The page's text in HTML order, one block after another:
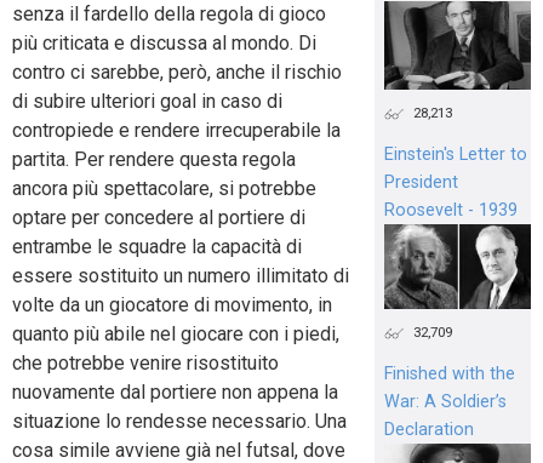
senza il fardello della regola di gioco
più criticata e discussa al mondo. Di
contro ci sarebbe, però, anche il rischio
di subire ulteriori goal in caso di
contropiede e rendere irrecuperabile la
partita. Per rendere questa regola
ancora più spettacolare, si potrebbe
optare per concedere al portiere di
entrambe le squadre la capacità di
essere sostituito un numero illimitato di
volte da un giocatore di movimento, in
quanto più abile nel giocare con i piedi,
che potrebbe venire risostituito
nuovamente dal portiere non appena la
situazione lo rendesse necessario. Una
cosa simile avviene già nel futsal, dove
28,213
Einstein's Letter to
President
Roosevelt - 1939
32,709
Finished with the
War: A Soldier’s
Declaration